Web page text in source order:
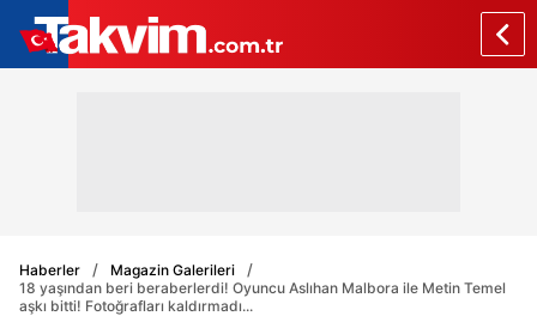
Haberler
Magazin Galerileri
18 yaşından beri beraberlerdi! Oyuncu Aslıhan Malbora ile Metin Temel
aşkı bitti! Fotoğrafları kaldırmadı...